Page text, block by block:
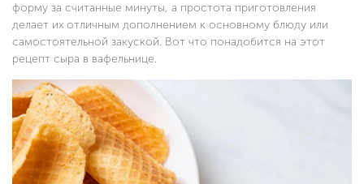
форму за считанные минуты, а простота приготовления
делает их отличным дополнением к основному блюду или
самостоятельной закуской. Вот что понадобится на этот
рецепт сыра в вафельнице.